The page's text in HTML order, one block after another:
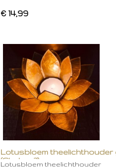
€ 14,99
Lotusbloem theelichthouder
(Chakra 3)
Lotusbloem theelichthouder